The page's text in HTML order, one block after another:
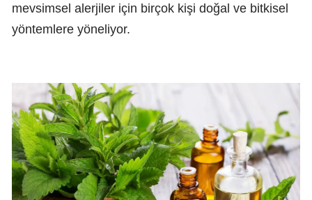
mevsimsel alerjiler için birçok kişi doğal ve bitkisel
yöntemlere yöneliyor.